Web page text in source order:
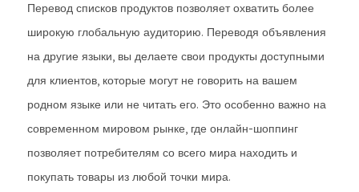
Перевод списков продуктов позволяет охватить более
широкую глобальную аудиторию. Переводя объявления
на другие языки, вы делаете свои продукты доступными
для клиентов, которые могут не говорить на вашем
родном языке или не читать его. Это особенно важно на
современном мировом рынке, где онлайн-шоппинг
позволяет потребителям со всего мира находить и
покупать товары из любой точки мира.